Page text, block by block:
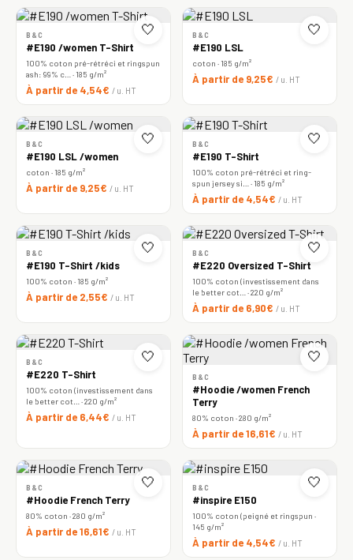
🤍
B&C
#E190 /women T-Shirt
100% coton pré-rétréci et ringspun
ash: 99% c… · 185 g/m²
À partir de 4,54€ / u. HT
🤍
B&C
#E190 LSL
coton · 185 g/m²
À partir de 9,25€ / u. HT
🤍
B&C
#E190 LSL /women
coton · 185 g/m²
À partir de 9,25€ / u. HT
🤍
B&C
#E190 T-Shirt
100% coton pré-rétréci et ring-
spun jersey si… · 185 g/m²
À partir de 4,54€ / u. HT
🤍
B&C
#E190 T-Shirt /kids
100% coton · 185 g/m²
À partir de 2,55€ / u. HT
🤍
B&C
#E220 Oversized T-Shirt
100% coton (investissement dans
le better cot… · 220 g/m²
À partir de 6,90€ / u. HT
🤍
B&C
#E220 T-Shirt
100% coton (investissement dans
le better cot… · 220 g/m²
À partir de 6,44€ / u. HT
🤍
B&C
#Hoodie /women French
Terry
80% coton · 280 g/m²
À partir de 16,61€ / u. HT
🤍
B&C
#Hoodie French Terry
80% coton · 280 g/m²
À partir de 16,61€ / u. HT
🤍
B&C
#inspire E150
100% coton (peigné et ringspun ·
145 g/m²
À partir de 4,54€ / u. HT